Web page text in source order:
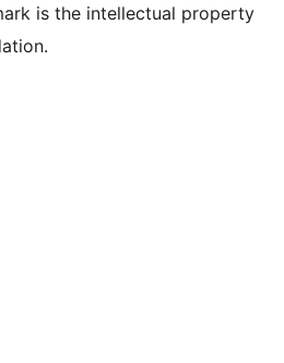
is the intellectual property